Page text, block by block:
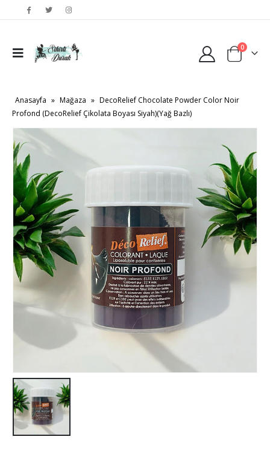
0
Anasayfa » Mağaza » DecoRelief Chocolate Powder Color Noir
Profond (DecoRelief Çikolata Boyası Siyah)(Yağ Bazlı)